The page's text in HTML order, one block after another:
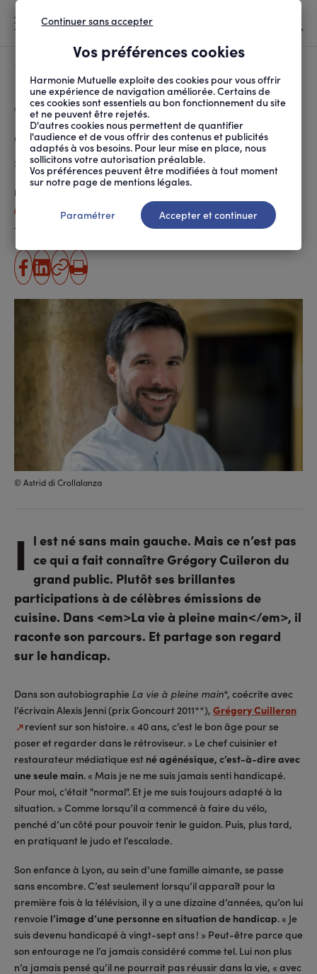
D'ARIANE
ACCUEIL SOCIÉTÉ HANDICAP GRÉGORY CUILLERON : ...
Grégory Cuilleron : « Je ne me
suis jamais senti handicapé »
Publié le
Angélique Pineau-Hamaguchi
Temps de lecture estimé 4 minute(s)
partager
sur
facebook
partager
sur
linkedin
Copier
l'URL
Imprimer
© Astrid di Crollalanza
I l est né sans main gauche. Mais ce n’est pas
ce qui a fait connaître Grégory Cuileron du
grand public. Plutôt ses brillantes
participations à de célèbres émissions de
cuisine. Dans <em>La vie à pleine main</em>, il
raconte son parcours. Et partage son regard
sur le handicap.
Dans son autobiographie La vie à pleine main*, coécrite avec
l’écrivain Alexis Jenni (prix Goncourt 2011**), Grégory Cuilleron
revient sur son histoire. « 40 ans, c’est le bon âge pour se
poser et regarder dans le rétroviseur. » Le chef cuisinier et
restaurateur médiatique est né agénésique, c’est-à-dire avec
une seule main. « Mais je ne me suis jamais senti handicapé.
Pour moi, c’était "normal". Et je me suis toujours adapté à la
situation. » Comme lorsqu’il a commencé à faire du vélo,
penché d’un côté pour pouvoir tenir le guidon. Puis, plus tard,
en pratiquant le judo et l’escalade.
Son enfance à Lyon, au sein d’une famille aimante, se passe
sans encombre. C’est seulement lorsqu’il apparaît pour la
première fois à la télévision, il y a une dizaine d’années, qu’on lui
renvoie l’image d’une personne en situation de handicap. « Je
suis devenu handicapé à vingt-sept ans ! » Peut-être parce que
son entourage ne l’a jamais considéré comme tel. Lui non plus
n’a jamais pensé qu’il ne pourrait pas réussir dans la vie, « avec
Vos préférences cookies
Harmonie Mutuelle exploite des cookies pour vous offrir
une expérience de navigation améliorée. Certains de
ces cookies sont essentiels au bon fonctionnement du site
et ne peuvent être rejetés.
D'autres cookies nous permettent de quantifier
l'audience et de vous offrir des contenus et publicités
adaptés à vos besoins. Pour leur mise en place, nous
sollicitons votre autorisation préalable.
Vos préférences peuvent être modifiées à tout moment
sur notre page de mentions légales.
Continuer sans accepter
Paramétrer Accepter et continuer